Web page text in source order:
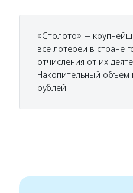
«Столото» —
все лотереи в стране
отчисления от их
Накопительный
рублей.